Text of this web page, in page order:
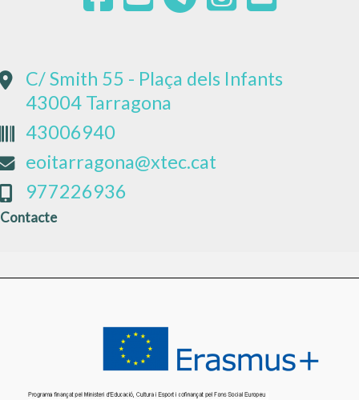
C/ Smith 55 - Plaça dels Infants
43004 Tarragona
43006940
eoitarragona@xtec.cat
977226936
Contacte